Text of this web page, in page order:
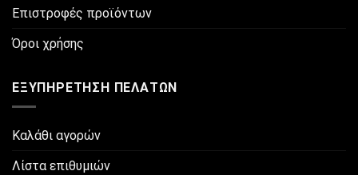
Επιστροφές προϊόντων
Όροι χρήσης
ΕΞΥΠΗΡΈΤΗΣΗ ΠΕΛΑΤΏΝ
Καλάθι αγορών
Λίστα επιθυμιών